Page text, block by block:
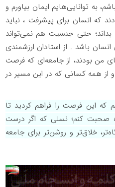
به توانایی‌هایم ایمان بیاورم و
که انسان برای پیشرفت ، نباید
حتی جنسیت هم نمی‌تواند
باشد . از استادان ارزشمندی
من بودند، از جامعه‌ای که فرصت
و از همه کسانی که در این مسیر در
که این فرصت را فراهم کردید تا
صحبت کنم؛ نسلی که اگر درست
خلاق‌تر و روشن‌تر برای جامعه